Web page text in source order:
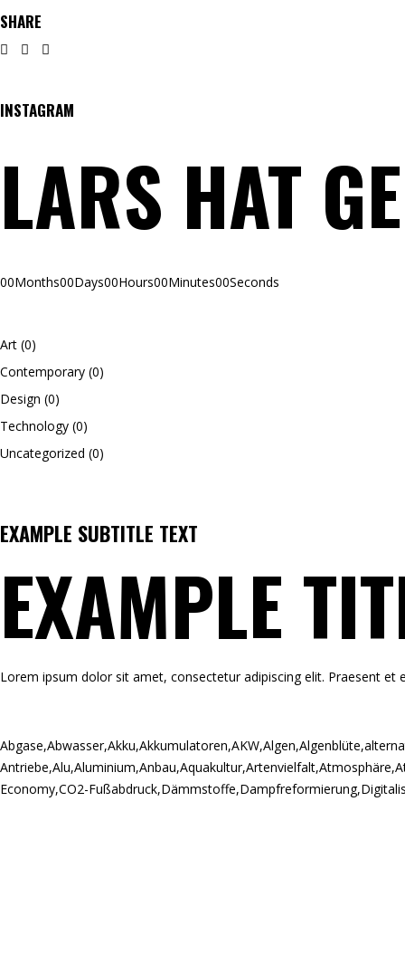
SHARE
INSTAGRAM
LARS HAT
00Months00Days00Hours00Minutes00Seconds
Art (0)
Contemporary (0)
Design (0)
Technology (0)
Uncategorized (0)
EXAMPLE SUBTITLE TEXT
EXAMPLE
Lorem ipsum dolor sit amet, consectetur adipiscing elit. Praesent et
Abgase,Abwasser,Akku,Akkumulatoren,AKW,Algen,Algenblüte,
Antriebe,Alu,Aluminium,Anbau,Aquakultur,Artenvielfalt,Atmosphäre,
Economy,CO2-Fußabdruck,Dämmstoffe,Dampfreformierung,